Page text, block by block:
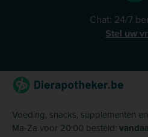
Chat: 24/7
Stel uw
Voeding, snacks, supplementen
Ma-Za voor 20:00 besteld: